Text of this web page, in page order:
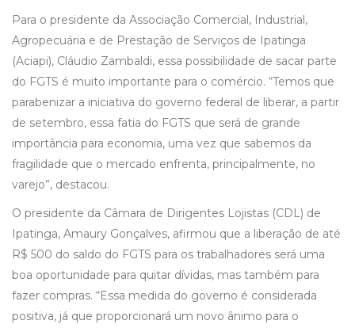
Para o presidente da Associação Comercial, Industrial,
Agropecuária e de Prestação de Serviços de Ipatinga
(Aciapi), Cláudio Zambaldi, essa possibilidade de sacar parte
do FGTS é muito importante para o comércio. “Temos que
parabenizar a iniciativa do governo federal de liberar, a partir
de setembro, essa fatia do FGTS que será de grande
importância para economia, uma vez que sabemos da
fragilidade que o mercado enfrenta, principalmente, no
varejo”, destacou.
O presidente da Câmara de Dirigentes Lojistas (CDL) de
Ipatinga, Amaury Gonçalves, afirmou que a liberação de até
R$ 500 do saldo do FGTS para os trabalhadores será uma
boa oportunidade para quitar dívidas, mas também para
fazer compras. “Essa medida do governo é considerada
positiva, já que proporcionará um novo ânimo para o